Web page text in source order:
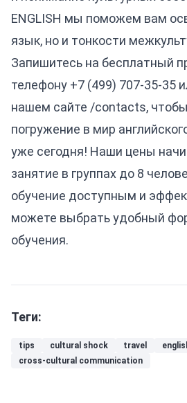
ENGLISH мы поможем вам
язык, но и тонкости
Запишитесь на бесплатный
телефону +7 (499) 707-35-35
нашем сайте /contacts,
погружение в мир
уже сегодня! Наши цены
занятие в группах до 8
обучение доступным и
можете выбрать удобный
обучения.
Теги:
tips cultural shock travel
cross-cultural communication